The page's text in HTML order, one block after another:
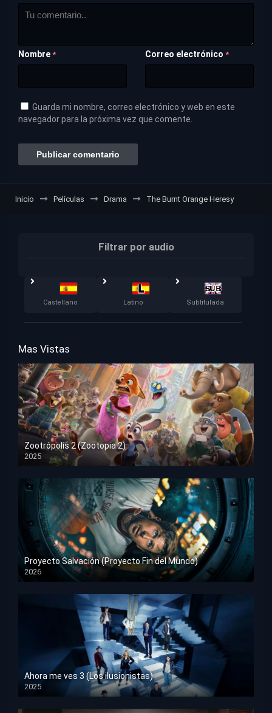
Nombre * Correo electrónico *
Guarda mi nombre, correo electrónico y web en este
navegador para la próxima vez que comente.
Inicio Películas Drama The Burnt Orange Heresy
Filtrar por audio
Castellano Latino Subtitulada
Mas Vistas
Zootrópolis 2 (Zootopia 2)
2025
HD 1080p
Proyecto Salvación (Proyecto Fin del Mundo)
2026
HD 1080p
Ahora me ves 3 (Los ilusionistas)
2025
HD 1080p